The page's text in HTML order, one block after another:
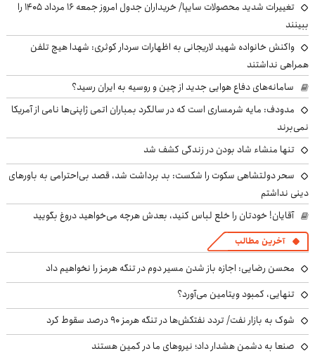
تغییرات شدید محصولات سایپا/ خریداران جدول امروز جمعه ۱۶ مرداد ۱۴۰۵ را
ببینند
واکنش خانواده شهید لاریجانی به اظهارات سردار کوثری: شهدا هیچ تلفن
همراهی نداشتند
سامانه‌های دفاع هوایی جدید از چین و روسیه به ایران رسید؟
مدودف: مایه شرمساری است که در سالگرد بمباران اتمی ژاپنی‌ها نامی از آمریکا
نمی‌برند
تنها منشاء شاد بودن در زندگی کشف شد
سحر دولتشاهی سکوت را شکست: بد برداشت شد، قصد بی‌احترامی به باورهای
دینی نداشتم
آقایان! خودتان را خلع لباس کنید، بعدش هرچه می‌خواهید دروغ بگویید
آخرین مطالب
محسن رضایی: اجازه باز شدن مسیر دوم در تنگه هرمز را نخواهیم داد
تنهایی، کمبود ویتامین می‌آورد؟
شوک به بازار نفت/ تردد نفتکش‌ها در تنگه هرمز ۹۰ درصد سقوط کرد
صنعا به دشمن هشدار داد؛ نیروهای ما در کمین هستند